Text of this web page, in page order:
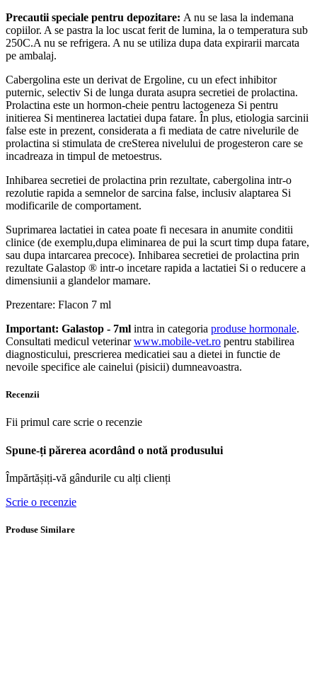
Precautii speciale pentru depozitare: A nu se lasa la indemana
copiilor. A se pastra la loc uscat ferit de lumina, la o temperatura sub
250C.A nu se refrigera. A nu se utiliza dupa data expirarii marcata
pe ambalaj.
Cabergolina este un derivat de Ergoline, cu un efect inhibitor
puternic, selectiv Si de lunga durata asupra secretiei de prolactina.
Prolactina este un hormon-cheie pentru lactogeneza Si pentru
initierea Si mentinerea lactatiei dupa fatare. În plus, etiologia sarcinii
false este in prezent, considerata a fi mediata de catre nivelurile de
prolactina si stimulata de creSterea nivelului de progesteron care se
incadreaza in timpul de metoestrus.
Inhibarea secretiei de prolactina prin rezultate, cabergolina intr-o
rezolutie rapida a semnelor de sarcina false, inclusiv alaptarea Si
modificarile de comportament.
Suprimarea lactatiei in catea poate fi necesara in anumite conditii
clinice (de exemplu,dupa eliminarea de pui la scurt timp dupa fatare,
sau dupa intarcarea precoce). Inhibarea secretiei de prolactina prin
rezultate Galastop ® intr-o incetare rapida a lactatiei Si o reducere a
dimensiunii a glandelor mamare.
Prezentare: Flacon 7 ml
Important: Galastop - 7ml intra in categoria produse hormonale.
Consultati medicul veterinarwww.mobile-vet.ro pentru stabilirea
diagnosticului, prescrierea medicatiei sau a dietei in functie de
nevoile specifice ale cainelui (pisicii) dumneavoastra.
Recenzii
Fii primul care scrie o recenzie
Spune-ți părerea acordând o notă produsului
Împărtășiți-vă gândurile cu alți clienți
Scrie o recenzie
Produse Similare